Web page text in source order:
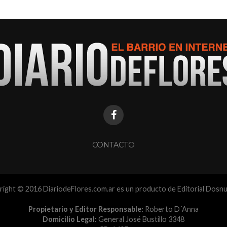
CONTACTO
© 2016 DiariodeFlores.com.ar es un producto de Editorial
Propietario y Editor Responsable: Roberto D´Anna
Domicilio Legal: General José Bustillo 3348